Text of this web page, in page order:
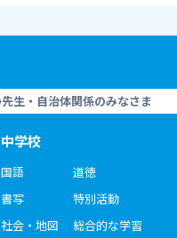
生・自治体関係のみなさま
中学校
国語
書写
社会・地図
道徳
特別活動
総合的な学習